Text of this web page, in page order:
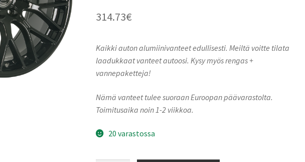
314.73€
Kaikki auton alumiinivanteet edullisesti. Meiltä voitte tilata
laadukkaat vanteet autoosi. Kysy myös rengas +
vannepaketteja!
Nämä vanteet tulee suoraan Euroopan päävarastolta.
Toimitusaika noin 1-2 viikkoa.
20 varastossa